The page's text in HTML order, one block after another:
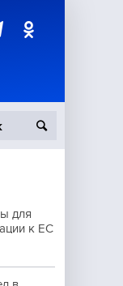
для
к ЕС